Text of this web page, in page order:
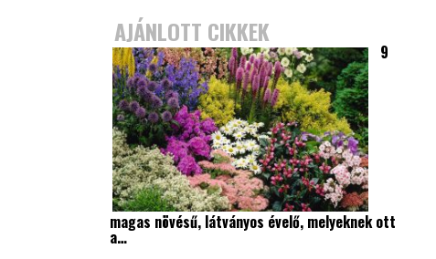
AJÁNLOTT CIKKEK
9
magas növésű, látványos évelő, melyeknek ott
a…